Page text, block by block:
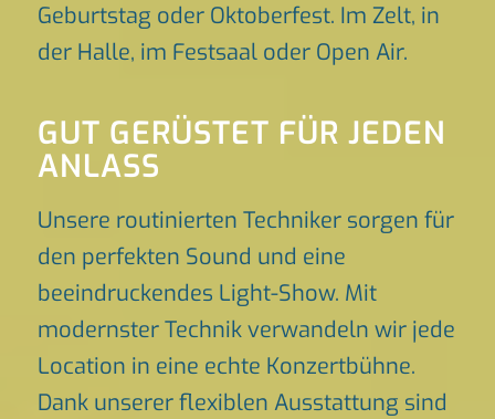
Geburtstag oder Oktoberfest. Im Zelt, in
der Halle, im Festsaal oder Open Air.
GUT GERÜSTET FÜR JEDEN
ANLASS
Unsere routinierten Techniker sorgen für
den perfekten Sound und eine
beeindruckendes Light-Show. Mit
modernster Technik verwandeln wir jede
Location in eine echte Konzertbühne.
Dank unserer flexiblen Ausstattung sind